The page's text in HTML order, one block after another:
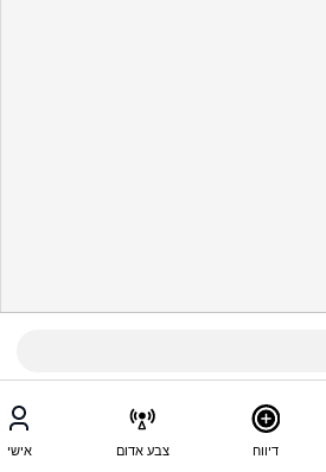
דיווח צבע אדום אישי